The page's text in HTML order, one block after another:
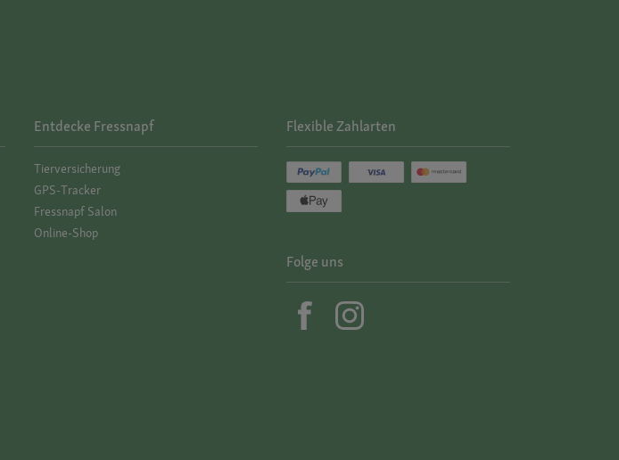
Entdecke Fressnapf
Tierversicherung
GPS-Tracker
Fressnapf Salon
Online-Shop
Flexible Zahlarten
Folge uns